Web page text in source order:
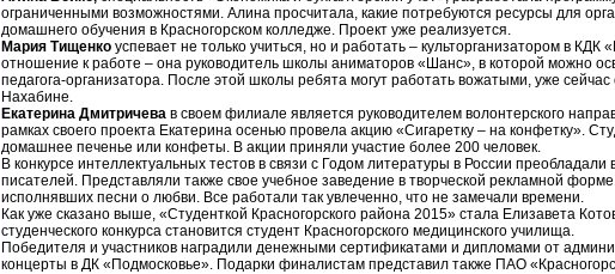
ограниченными возможностями. Алина просчитала, какие потребуются ресурсы для
домашнего обучения в Красногорском колледже. Проект уже реализуется.
Мария Тищенко успевает не только учиться, но и работать – культорганизатором в
отношение к работе – она руководитель школы аниматоров «Шанс», в которой можно
педагога-организатора. После этой школы ребята могут работать вожатыми, уже
Нахабине.
Екатерина Дмитричева в своем филиале является руководителем волонтерского
рамках своего проекта Екатерина осенью провела акцию «Сигаретку – на конфетку».
домашнее печенье или конфеты. В акции приняли участие более 200 человек.
В конкурсе интеллектуальных тестов в связи с Годом литературы в России
писателей. Представляли также свое учебное заведение в творческой рекламной
исполнявших песни о любви. Все работали так увлеченно, что не замечали времени.
Как уже сказано выше, «Студенткой Красногорского района 2015» стала Елизавета
студенческого конкурса становится студент Красногорского медицинского училища.
Победителя и участников наградили денежными сертификатами и дипломами от
концерты в ДК «Подмосковье». Подарки финалистам представил также ПАО